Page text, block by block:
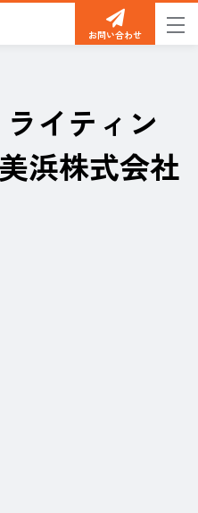
お問い合わせ
イティン
浜株式会社